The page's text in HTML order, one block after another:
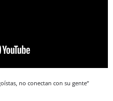
no conectan con su gente”